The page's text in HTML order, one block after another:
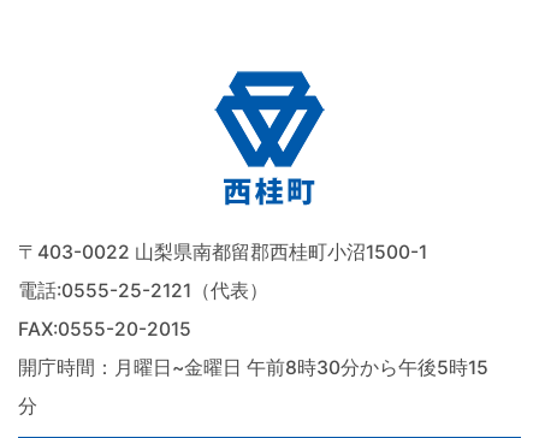
〒403-0022 山梨県南都留郡西桂町小沼1500-1
電話:0555-25-2121（代表）
FAX:0555-20-2015
開庁時間：月曜日~金曜日 午前8時30分から午後5時15
分